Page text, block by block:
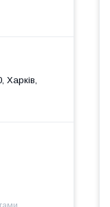
Харків,